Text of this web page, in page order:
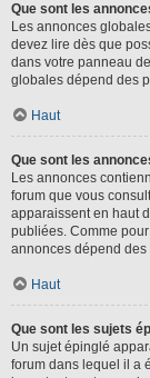
Que sont les
Les annonces
devez lire dès que
dans votre panneau
globales dépend des
Haut
Que sont les
Les annonces
forum que vous
apparaissent en haut
publiées. Comme
annonces dépend des
Haut
Que sont les sujets
Un sujet épinglé
forum dans lequel il a